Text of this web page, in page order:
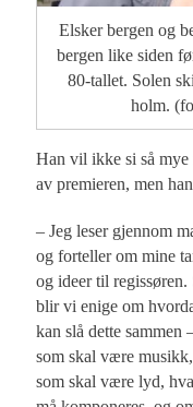
Elsker bergen og
bergen like siden
80-tallet. Solen
holm.
Han vil ikke si så
av premieren, men
– Jeg leser gjennom
og forteller om mine
og ideer til regissøren.
blir vi enige om
kan slå dette sammen
som skal være
som skal være lyd,